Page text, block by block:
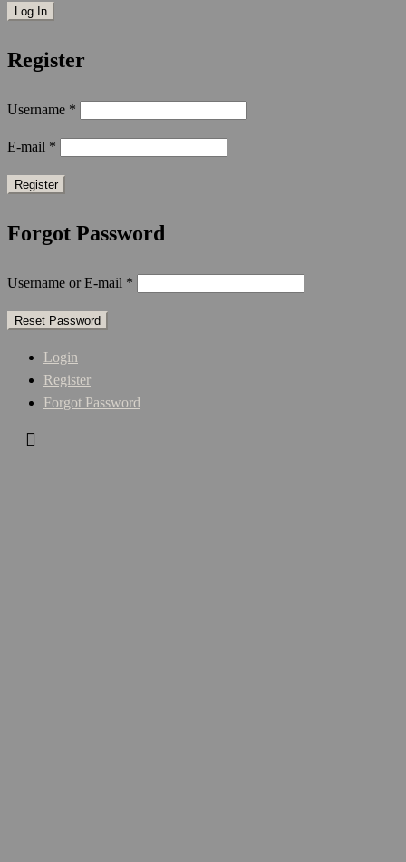
Register
Username *
E-mail *
Forgot Password
Username or E-mail *
Login
Register
Forgot Password